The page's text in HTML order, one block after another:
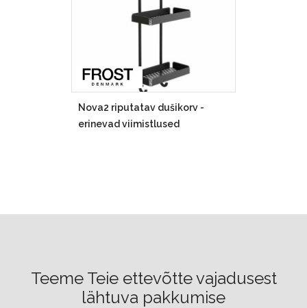
Nova2 riputatav dušikorv -
erinevad viimistlused
Teeme Teie ettevõtte vajadusest
lähtuva pakkumise